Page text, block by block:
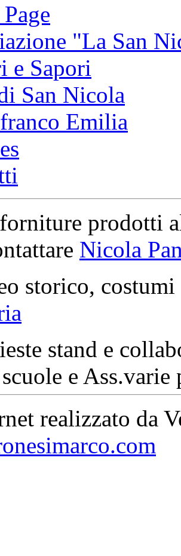
"La San
e Sapori
San Nicola
Emilia
prodotti
Nicola
storico,
stand e
e Ass.varie
realizzato da